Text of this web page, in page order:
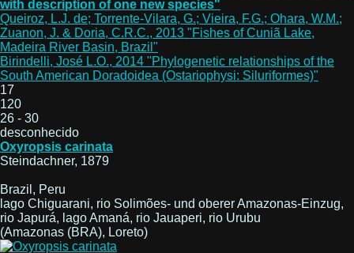
with description of one new species"
Queiroz, L.J. de; Torrente-Vilara, G.; Vieira, F.G.; Ohara, W.M.;
Zuanon, J. & Doria, C.R.C., 2013 "Fishes of Cuniã Lake,
Madeira River Basin, Brazil"
Birindelli, José L.O., 2014 "Phylogenetic relationships of the
South American Doradoidea (Ostariophysi: Siluriformes)"
17
120
26 - 30
desconhecido
Oxyropsis carinata
Steindachner, 1879
Brazil, Peru
lago Chiguarani, rio Solimões- und oberer Amazonas-Einzug,
rio Japurá, lago Amaná, rio Jauaperi, rio Urubu
(Amazonas (BRA), Loreto)